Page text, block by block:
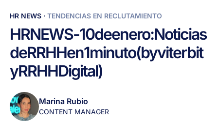
HR
NEWS
-
10
enero:
de
RRHH
en
HR NEWS · TENDENCIAS EN RECLUTAMIENTO
HRNEWS-10deenero:Noticias
deRRHHen1minuto(byviterbit
yRRHHDigital)
Marina Rubio
CONTENT MANAGER